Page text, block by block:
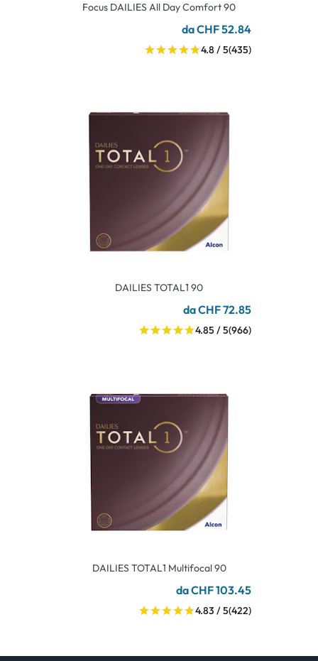
Focus DAILIES All Day Comfort 90
da CHF 52.84
4.8 / 5(435)
DAILIES TOTAL1 90
da CHF 72.85
4.85 / 5(966)
DAILIES TOTAL1 Multifocal 90
da CHF 103.45
4.83 / 5(422)